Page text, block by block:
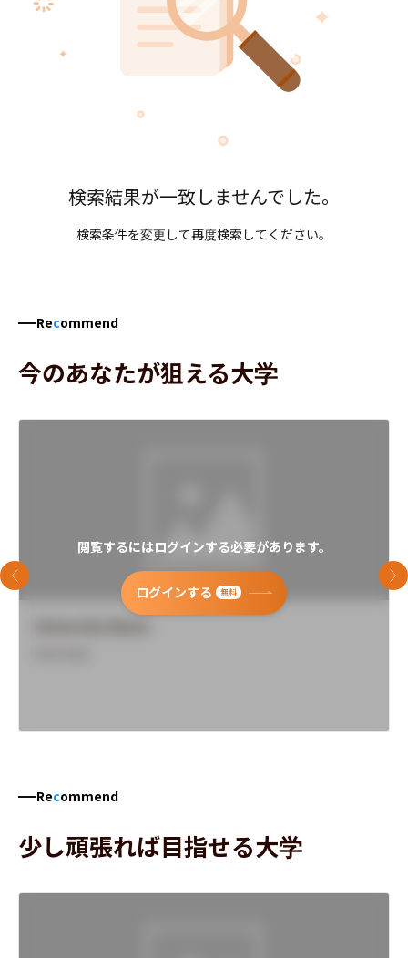
検索結果が一致しませんでした。
検索条件を変更して再度検索してください。
Recommend
今のあなたが狙える大学
閲覧するにはログインする必要があります。
ログインする 無料
前のスライド 次
Recommend
少し頑張れば目指せる大学